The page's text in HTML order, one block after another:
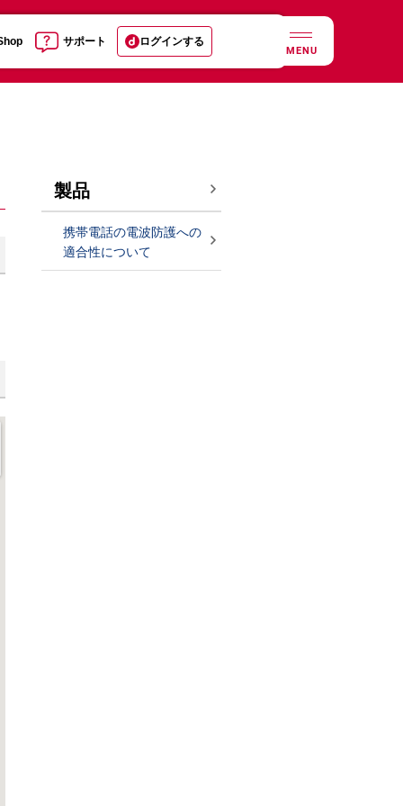
サポート ログインする
MENU
製品
携帯電話の電波防護への
適合性について